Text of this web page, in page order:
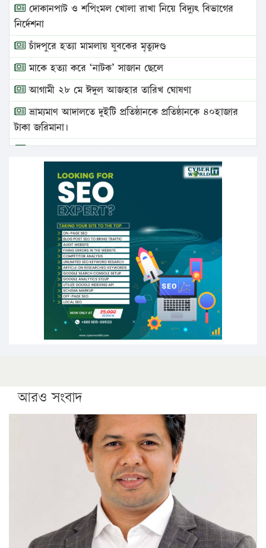
দোকানপাট ও শপিংমল খোলা রাখা নিয়ে বিদ্যুৎ বিভাগের
নির্দেশনা
চাঁদপুরে হত্যা মামলায় যুবকের মৃত্যুদণ্ড
মাকে হত্যা করে ‘নাটক’ সাজান ছেলে
আগামী ২৮ মে ঈদুল আজহার তারিখ ঘোষণা
ভ্রাম্যমাণ আদালতে দুইটি প্রতিষ্ঠানকে প্রতিষ্ঠানকে ৪০হাজার
টাকা জরিমানা।
এবার লঞ্চের ভাড়া বাড়ল
১৭ থেকে ২১ শতাংশ বিদ্যুতের দাম বাড়ানোর প্রস্তাব পিডিবির
১৬ মে চাঁদপুর ও ২৫ মে ফেনী সফরে যাবেন প্রধানমন্ত্রী
উচ্চশিক্ষায় গৌরবময় অর্জন: পূর্ণ স্কলারশিপে যুক্তরাষ্ট্রে
পিএইচডি করছেন কুয়েটের কৃতি…
সারা দেশে বজ্রাঘাতে ১৪ জনের প্রাণহানি
কঠোর হচ্ছে এসএসসি ও এইচএসসি পরীক্ষা
ফরিদগঞ্জে আগুনে পুড়লো ৬ ব্যবসা প্রতিষ্ঠান
আরও সংবাদ